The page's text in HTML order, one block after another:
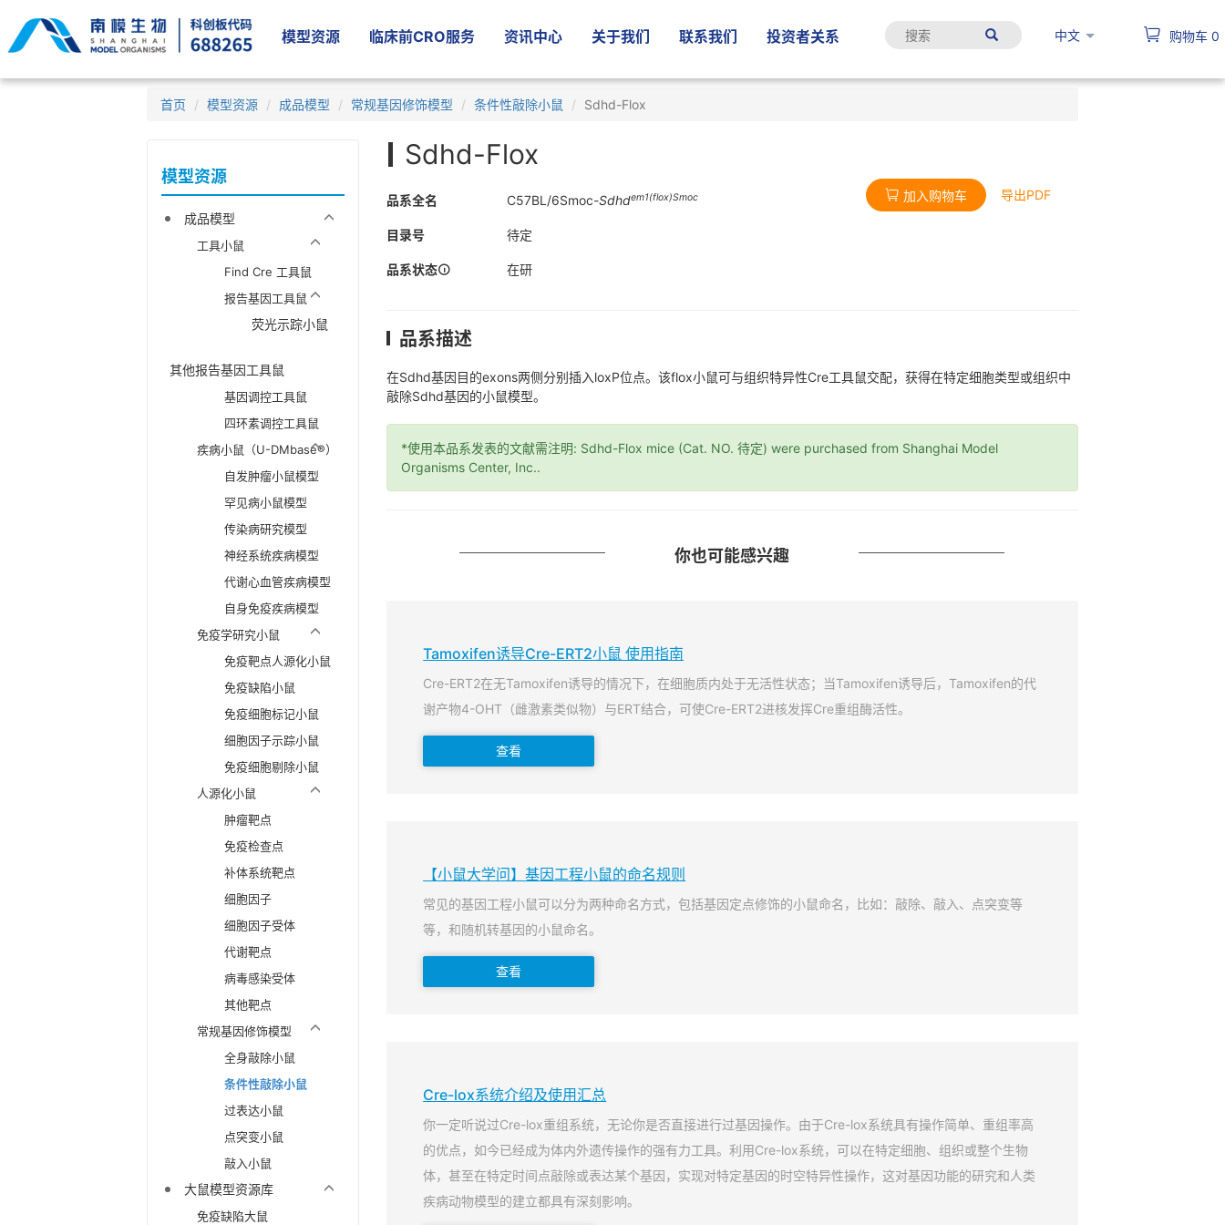
模型资源 临床前CRO服务 资讯中心 关于我们 联系我们 投资者关系 中文 购物车 0
首页 模型资源 成品模型 常规基因修饰模型 条件性敲除小鼠 Sdhd-Flox
模型资源
成品模型
工具小鼠
Find Cre 工具鼠
报告基因工具鼠
荧光示踪小鼠
其他报告基因工具鼠
基因调控工具鼠
四环素调控工具鼠
疾病小鼠（U-DMbase®）
自发肿瘤小鼠模型
罕见病小鼠模型
传染病研究模型
神经系统疾病模型
代谢心血管疾病模型
自身免疫疾病模型
免疫学研究小鼠
免疫靶点人源化小鼠
免疫缺陷小鼠
免疫细胞标记小鼠
细胞因子示踪小鼠
免疫细胞剔除小鼠
人源化小鼠
肿瘤靶点
免疫检查点
补体系统靶点
细胞因子
细胞因子受体
代谢靶点
病毒感染受体
其他靶点
常规基因修饰模型
全身敲除小鼠
条件性敲除小鼠
过表达小鼠
点突变小鼠
敲入小鼠
大鼠模型资源库
免疫缺陷大鼠
Sdhd-Flox
品系全名 C57BL/6Smoc-Sdhdem1(flox)Smoc
目录号 待定
品系状态 在研
加入购物车 导出PDF
品系描述
在Sdhd基因目的exons两侧分别插入loxP位点。该flox小鼠可与组织特异性Cre工具鼠交配，获得在特定细胞类型或组织中
敲除Sdhd基因的小鼠模型。
*使用本品系发表的文献需注明: Sdhd-Flox mice (Cat. NO. 待定) were purchased from Shanghai Model
Organisms Center, Inc..
你也可能感兴趣
Tamoxifen诱导Cre-ERT2小鼠 使用指南
Cre-ERT2在无Tamoxifen诱导的情况下，在细胞质内处于无活性状态；当Tamoxifen诱导后，Tamoxifen的代
谢产物4-OHT（雌激素类似物）与ERT结合，可使Cre-ERT2进核发挥Cre重组酶活性。
查看
【小鼠大学问】基因工程小鼠的命名规则
常见的基因工程小鼠可以分为两种命名方式，包括基因定点修饰的小鼠命名，比如：敲除、敲入、点突变等
等，和随机转基因的小鼠命名。
查看
Cre-lox系统介绍及使用汇总
你一定听说过Cre-lox重组系统，无论你是否直接进行过基因操作。由于Cre-lox系统具有操作简单、重组率高
的优点，如今已经成为体内外遗传操作的强有力工具。利用Cre-lox系统，可以在特定细胞、组织或整个生物
体，甚至在特定时间点敲除或表达某个基因，实现对特定基因的时空特异性操作，这对基因功能的研究和人类
疾病动物模型的建立都具有深刻影响。